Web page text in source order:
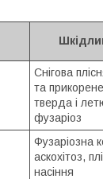
Снігова
та
тверда і
фузаріоз
Фузаріозна
аскохітоз,
насіння